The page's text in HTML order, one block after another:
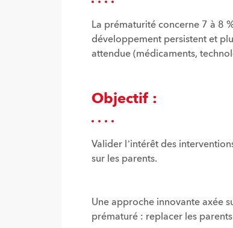
La prématurité concerne 7 à 8
développement persistent et
attendue (médicaments,
Objectif :
Valider l’intérêt des
sur les parents.
Une approche innovante axée
prématuré : replacer les